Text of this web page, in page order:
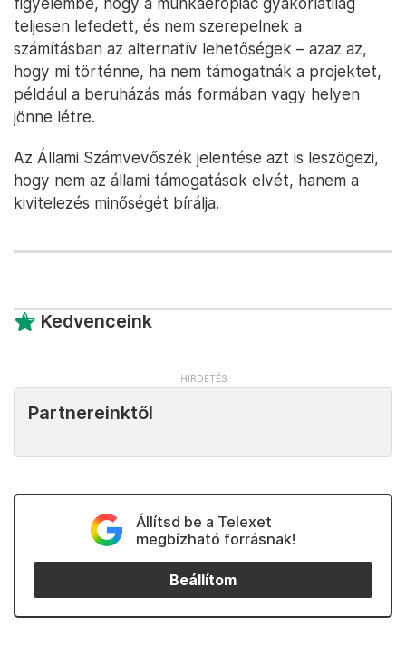
teljesen lefedett, és nem szerepelnek a
számításban az alternatív lehetőségek – azaz az,
hogy mi történne, ha nem támogatnák a projektet,
például a beruházás más formában vagy helyen
jönne létre.
Az Állami Számvevőszék jelentése azt is leszögezi,
hogy nem az állami támogatások elvét, hanem a
kivitelezés minőségét bírálja.
Kedvenceink
Partnereinktől
Állítsd be a Telexet
megbízható forrásnak!
Beállítom